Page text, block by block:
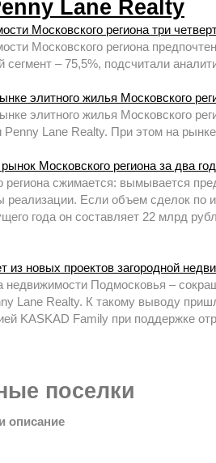
Lane Realty
Московского региона три
Московского региона
– 75,5%, подсчитали
элитного жилья Московского
элитного жилья Московского
Lane Realty. При этом на
Московского региона за два
сжимается: вымывается
Если объем сделок по
года он составляет 22 млрд
из новых проектов загородной
недвижимости Подмосковья –
Lane Realty. К такому выводу
KASKAD Family при поддержке
поселки
описание